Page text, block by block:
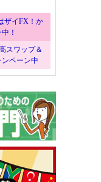
ザイFX！か
！
スワップ＆
ペーン中